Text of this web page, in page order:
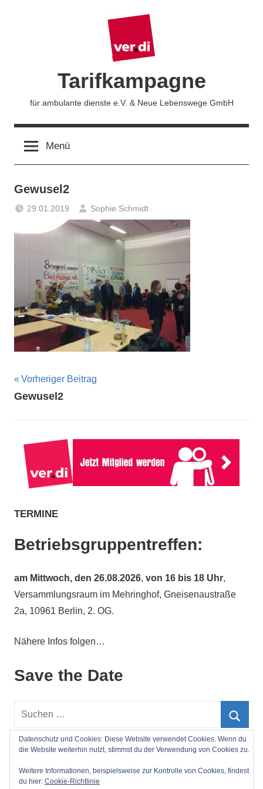
Tarifkampagne
für ambulante dienste e.V. & Neue Lebenswege GmbH
Menü
Gewusel2
29.01.2019 Sophie Schmidt
Beitragsnavigation
Vorheriger Beitrag
Gewusel2
TERMINE
Betriebsgruppentreffen:
am Mittwoch, den 26.08.2026, von 16 bis 18 Uhr,
Versammlungsraum im Mehringhof, Gneisenaustraße
2a, 10961 Berlin, 2. OG.
Nähere Infos folgen…
Save the Date
Suchen
Impressum
Datenschutz und Cookies: Diese Website verwendet Cookies. Wenn du
die Website weiterhin nutzt, stimmst du der Verwendung von Cookies zu.
Weitere Informationen, beispielsweise zur Kontrolle von Cookies, findest
du hier: Cookie-Richtlinie